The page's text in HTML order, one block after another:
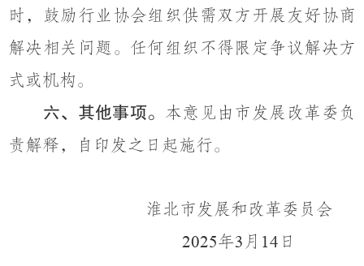
时，鼓励行业协会组织供需双方开展友好协商
解决相关问题。任何组织不得限定争议解决方
式或机构。
六、其他事项。 本意见由市发展改革委负
责解释，自印发之日起施行。
淮北市发展和改革委员会
2025年3 月 14 日